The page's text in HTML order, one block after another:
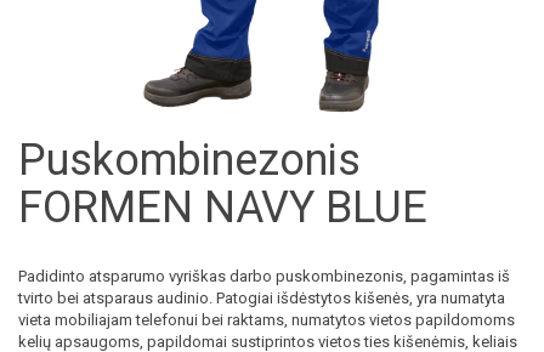
Puskombinezonis
FORMEN NAVY BLUE
Padidinto atsparumo vyriškas darbo puskombinezonis, pagamintas iš
tvirto bei atsparaus audinio. Patogiai išdėstytos kišenės, yra numatyta
vieta mobiliajam telefonui bei raktams, numatytos vietos papildomoms
kelių apsaugoms, papildomai sustiprintos vietos ties kišenėmis, keliais